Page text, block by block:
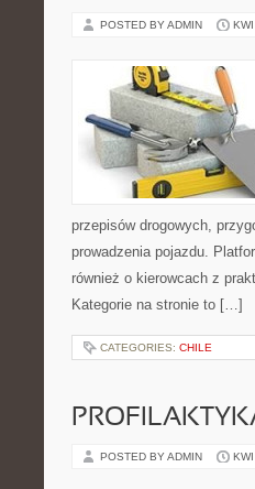
POSTED BY ADMIN
przepisów drogowych,
prowadzenia pojazdu.
również o kierowcach z
Kategorie na stronie to […]
CATEGORIES: CHILE
POSTED BY ADMIN